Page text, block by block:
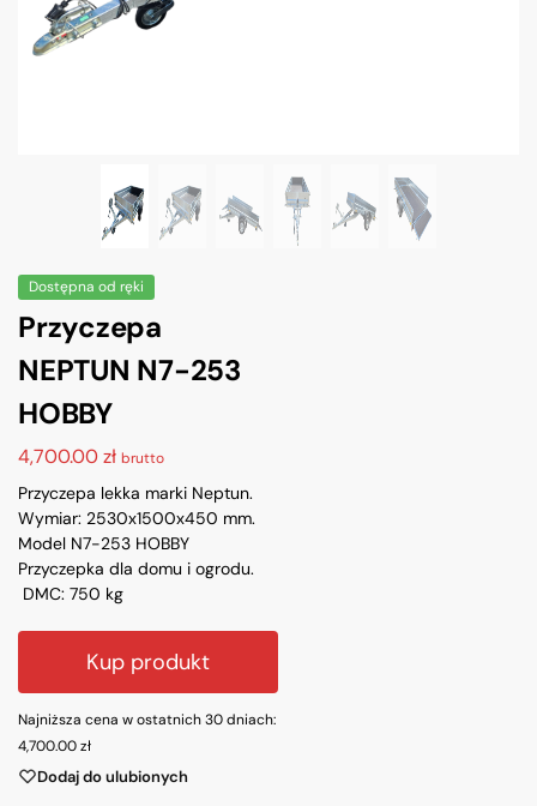
Dostępna od ręki
Przyczepa
NEPTUN N7-253
HOBBY
4,700.00zł brutto
Przyczepa lekka marki Neptun.
Wymiar: 2530x1500x450 mm.
Model N7-253 HOBBY
Przyczepka dla domu i ogrodu.
DMC: 750 kg
Kup produkt
Najniższa cena w ostatnich 30 dniach:
4,700.00zł
Dodaj do ulubionych